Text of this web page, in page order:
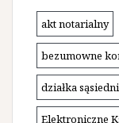
akt notarialny
bezumowne
działka
Elektroniczne